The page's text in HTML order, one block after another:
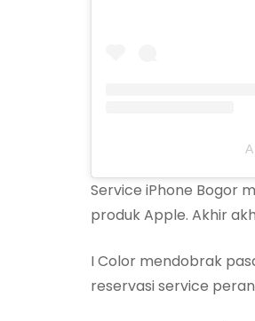
Service iPhone Bogor
produk Apple. Akhir
I Color mendobrak
reservasi service